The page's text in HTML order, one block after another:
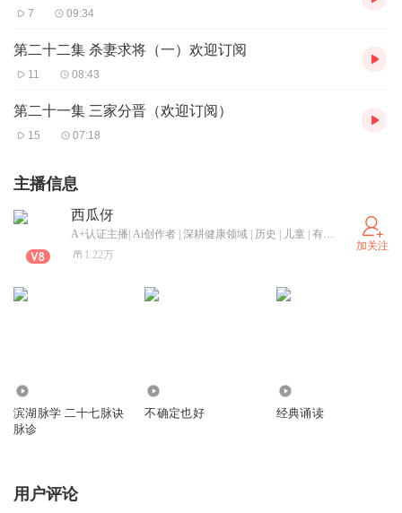
7 09:34
第二十二集 杀妻求将（一）欢迎订阅
11 08:43
第二十一集 三家分晋（欢迎订阅）
15 07:18
主播信息
西瓜伢
A+认证主播| Ai创作者 | 深耕健康领域 | 历史 | 儿童 | 有声书 | 精英75期 | 学习背诵专业助手 | 让我们少一点功利的追求 多一点不为什么的坚持 加油努力起来吧
1.22万
加关注
滨湖脉学 二十七脉诀
脉诊
不确定也好 经典诵读
用户评论